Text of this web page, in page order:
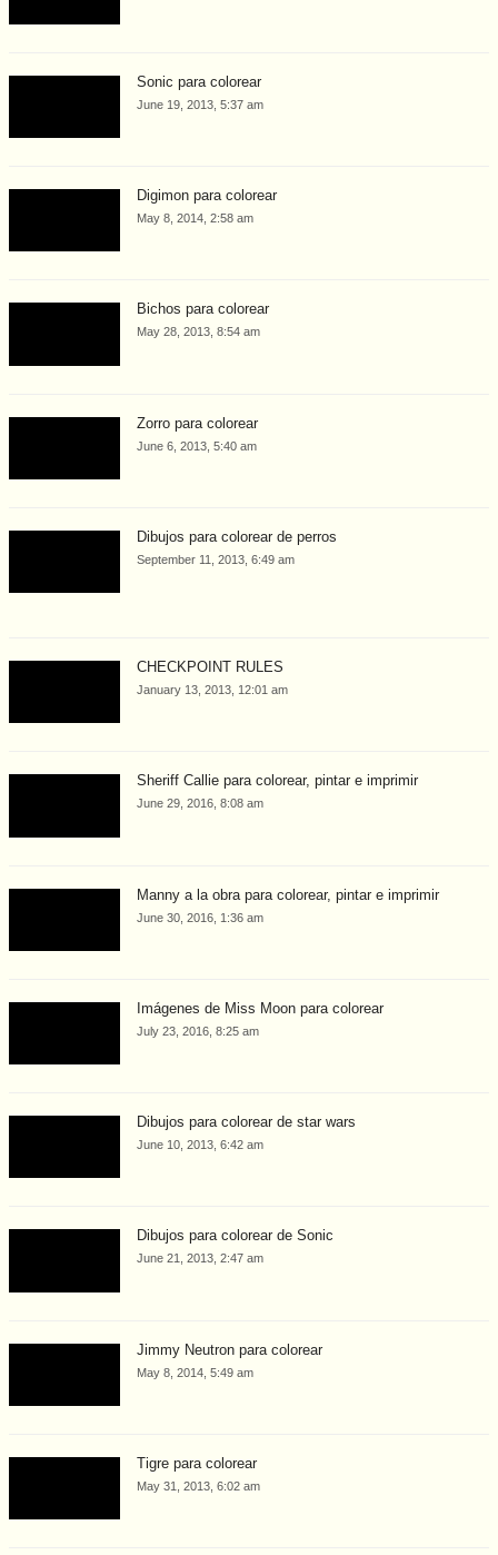
Sonic para colorear
June 19, 2013, 5:37 am
Digimon para colorear
May 8, 2014, 2:58 am
Bichos para colorear
May 28, 2013, 8:54 am
Zorro para colorear
June 6, 2013, 5:40 am
Dibujos para colorear de perros
September 11, 2013, 6:49 am
CHECKPOINT RULES
January 13, 2013, 12:01 am
Sheriff Callie para colorear, pintar e imprimir
June 29, 2016, 8:08 am
Manny a la obra para colorear, pintar e imprimir
June 30, 2016, 1:36 am
Imágenes de Miss Moon para colorear
July 23, 2016, 8:25 am
Dibujos para colorear de star wars
June 10, 2013, 6:42 am
Dibujos para colorear de Sonic
June 21, 2013, 2:47 am
Jimmy Neutron para colorear
May 8, 2014, 5:49 am
Tigre para colorear
May 31, 2013, 6:02 am